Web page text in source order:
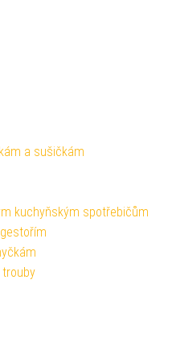
a sušičkám
kuchyňským spotřebičům